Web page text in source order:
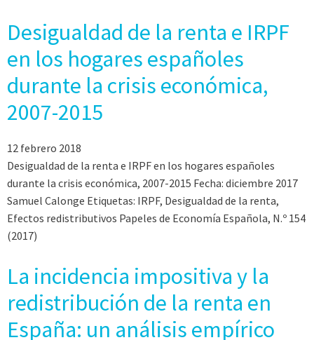
Desigualdad de la renta e IRPF
en los hogares españoles
durante la crisis económica,
2007-2015
12 febrero 2018
Desigualdad de la renta e IRPF en los hogares españoles
durante la crisis económica, 2007-2015 Fecha: diciembre 2017
Samuel Calonge Etiquetas: IRPF, Desigualdad de la renta,
Efectos redistributivos Papeles de Economía Española, N.º 154
(2017)
La incidencia impositiva y la
redistribución de la renta en
España: un análisis empírico